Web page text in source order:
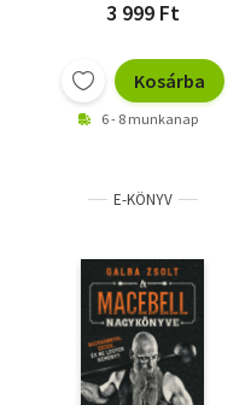
3 999 Ft
Kosárba
6 - 8 munkanap
E-KÖNYV